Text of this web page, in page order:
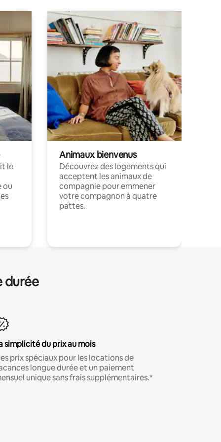
le
ou
Animaux bienvenus
Découvrez des logements qui
acceptent les animaux de
compagnie pour emmener
votre compagnon à quatre
pattes.
durée
simplicité du prix au mois
prix spéciaux pour les locations de
longue durée et un paiement
unique sans frais supplémentaires.*